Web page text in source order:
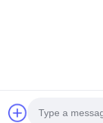
CO.,LTD.